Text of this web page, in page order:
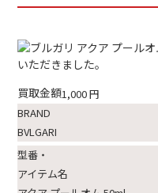
買取金額1,000円
BRAND
BVLGARI
型番・
アイテム名